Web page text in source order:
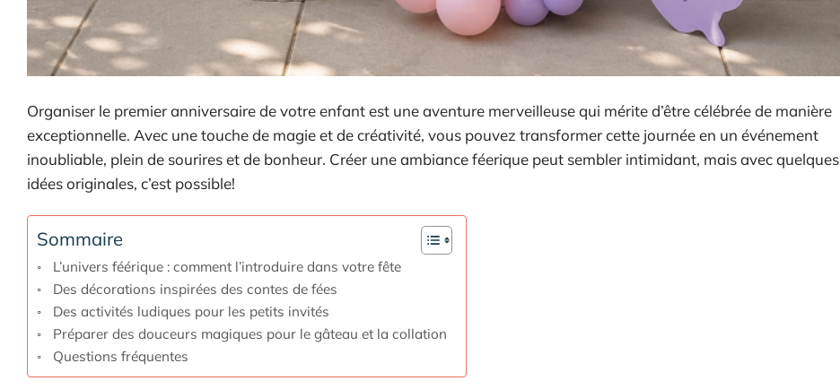
Organiser le premier anniversaire de votre enfant est une aventure merveilleuse qui mérite d’être célébrée de manière
exceptionnelle. Avec une touche de magie et de créativité, vous pouvez transformer cette journée en un événement
inoubliable, plein de sourires et de bonheur. Créer une ambiance féerique peut sembler intimidant, mais avec quelques
idées originales, c’est possible!
Sommaire
L’univers féérique : comment l’introduire dans votre fête
Des décorations inspirées des contes de fées
Des activités ludiques pour les petits invités
Préparer des douceurs magiques pour le gâteau et la collation
Questions fréquentes